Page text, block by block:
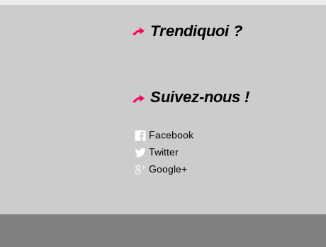
Trendiquoi ?
Suivez-nous !
Facebook
Twitter
Google+